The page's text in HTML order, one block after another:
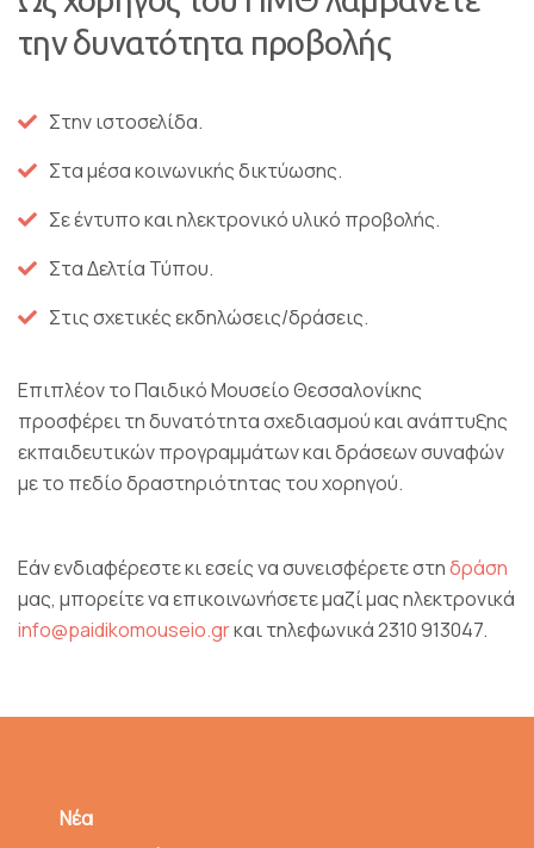
την δυνατότητα προβολής
Στην ιστοσελίδα.
Στα μέσα κοινωνικής δικτύωσης.
Σε έντυπο και ηλεκτρονικό υλικό προβολής.
Στα Δελτία Τύπου.
Στις σχετικές εκδηλώσεις/δράσεις.
Επιπλέον το Παιδικό Μουσείο Θεσσαλονίκης
προσφέρει τη δυνατότητα σχεδιασμού και ανάπτυξης
εκπαιδευτικών προγραμμάτων και δράσεων συναφών
με το πεδίο δραστηριότητας του χορηγού.
Εάν ενδιαφέρεστε κι εσείς να συνεισφέρετε στηδράση
μας, μπορείτε να επικοινωνήσετε μαζί μας ηλεκτρονικά
info@paidikomouseio.grκαι τηλεφωνικά 2310 913047.
Νέα